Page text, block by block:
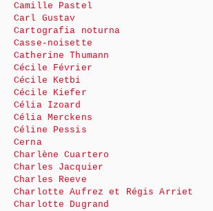
Camille Pastel
Carl Gustav
Cartografia noturna
Casse-noisette
Catherine Thumann
Cécile Février
Cécile Ketbi
Cécile Kiefer
Célia Izoard
Célia Merckens
Céline Pessis
Cerna
Charlène Cuartero
Charles Jacquier
Charles Reeve
Charlotte Aufrez et Régis Arriet
Charlotte Dugrand